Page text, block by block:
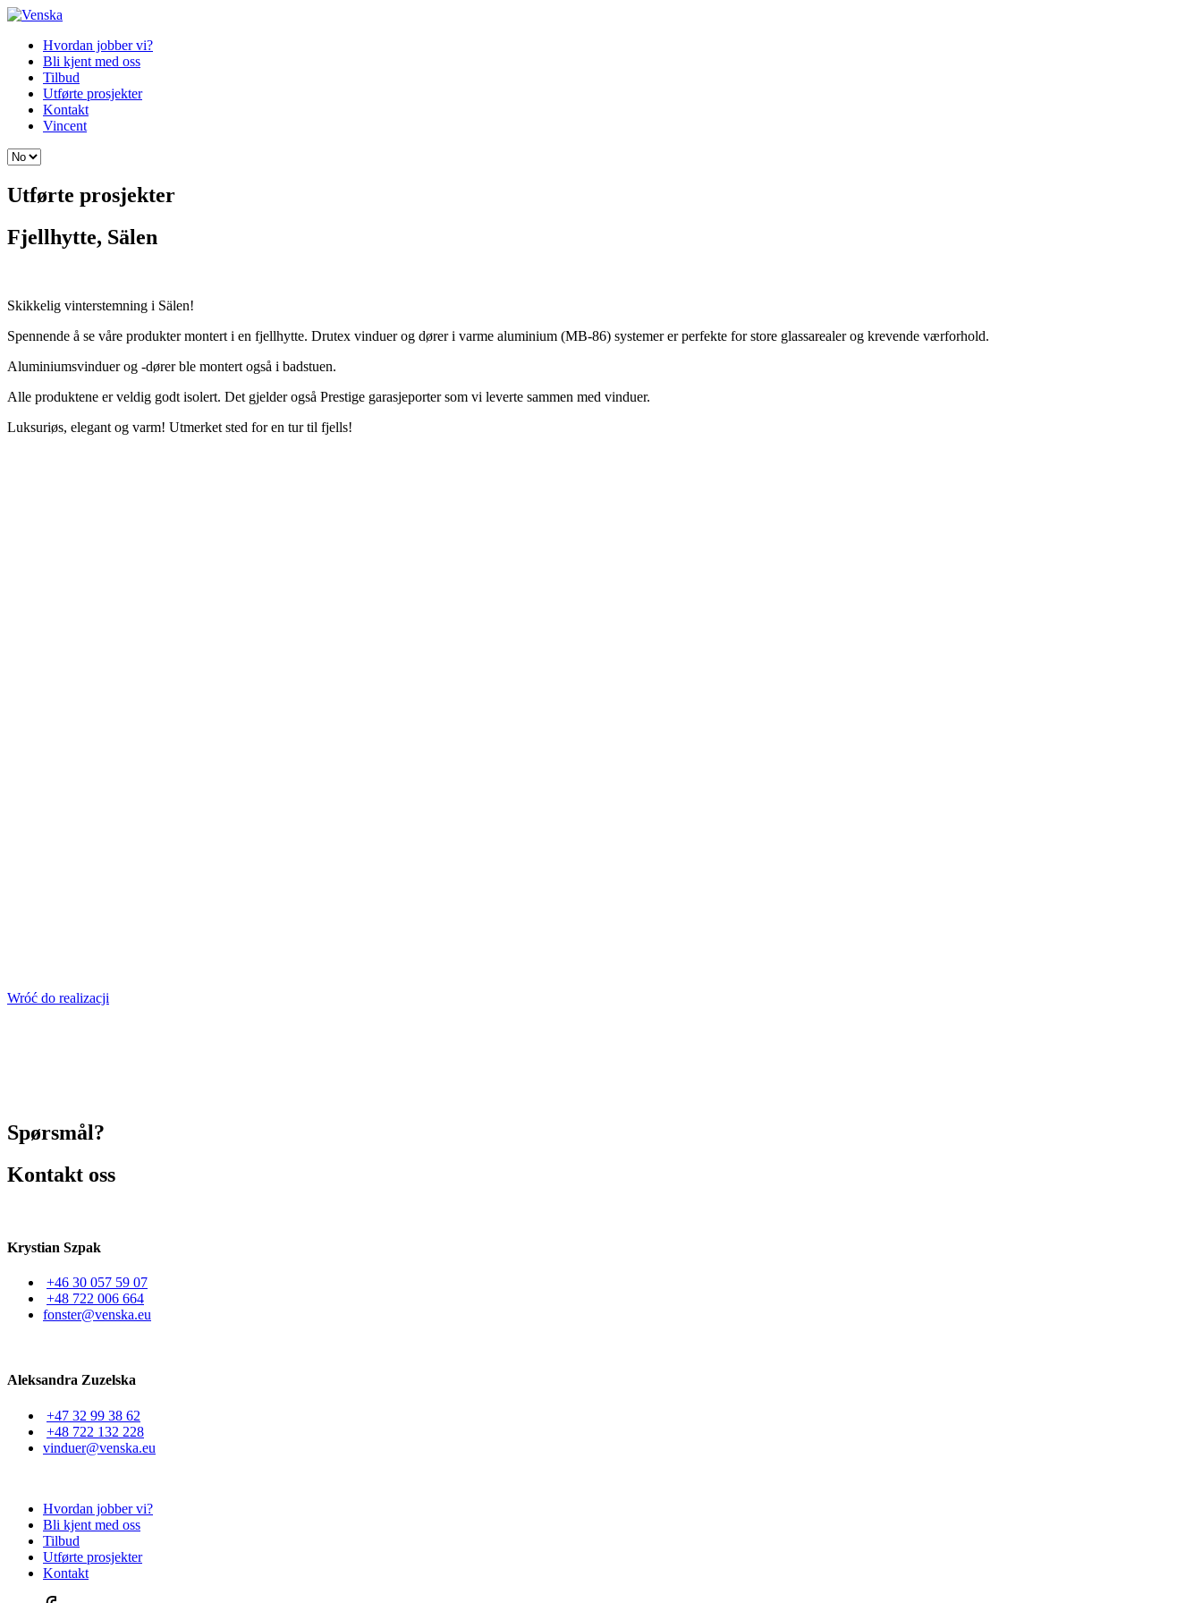
Hvordan jobber vi?
Bli kjent med oss
Tilbud
Utførte prosjekter
Kontakt
Vincent
Utførte prosjekter
Fjellhytte, Sälen
Skikkelig vinterstemning i Sälen!
Spennende å se våre produkter montert i en fjellhytte. Drutex vinduer og dører i varme aluminium (MB-86) systemer er perfekte for store glassarealer og krevende værforhold.
Aluminiumsvinduer og -dører ble montert også i badstuen.
Alle produktene er veldig godt isolert. Det gjelder også Prestige garasjeporter som vi leverte sammen med vinduer.
Luksuriøs, elegant og varm! Utmerket sted for en tur til fjells!
Wróć do realizacji
Spørsmål?
Kontakt oss
Krystian Szpak
+46 30 057 59 07
+48 722 006 664
fonster@venska.eu
Aleksandra Zuzelska
+47 32 99 38 62
+48 722 132 228
vinduer@venska.eu
Hvordan jobber vi?
Bli kjent med oss
Tilbud
Utførte prosjekter
Kontakt